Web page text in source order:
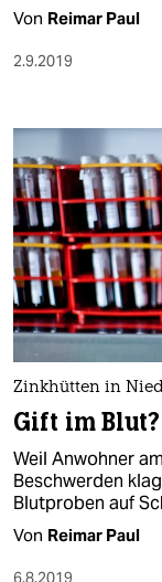
Von Reimar Paul
2.9.2019
Zinkhütten in
Gift im Blut?
Weil Anwohner
Beschwerden
Blutproben auf
Von Reimar Paul
6.8.2019